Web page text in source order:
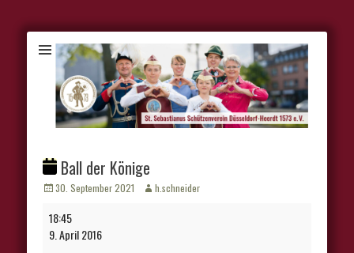
Ball der Könige
Veröffentlicht
30. September 2021 Autorh.schneider
Ball
der
Könige
18:45
9. April 2016